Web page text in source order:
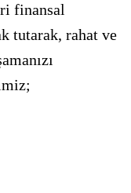
finansal
tutarak, rahat ve